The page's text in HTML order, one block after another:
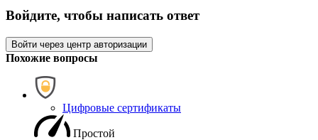
Войдите, чтобы написать ответ
Войти через центр авторизации
Похожие вопросы
Цифровые сертификаты
Простой